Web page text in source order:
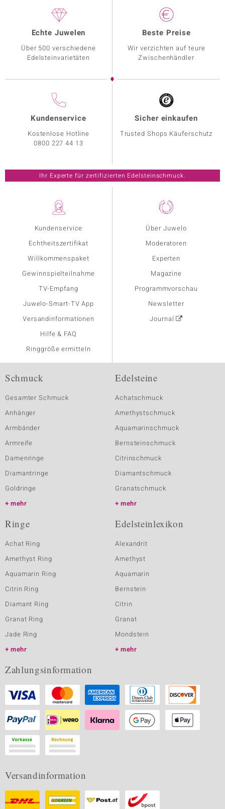
Kundenservice
Echtheitszertifikat
Willkommenspaket
Gewinnspielteilnahme
TV-Empfang
Juwelo-Smart-TV App
Versandinformationen
Hilfe & FAQ
Ringgröße ermitteln
Über Juwelo
Moderatoren
Experten
Magazine
Programmvorschau
Newsletter
Journal
Echte Juwelen
Über 500 verschiedene
Edelsteinvarietäten
Beste Preise
Wir verzichten auf teure
Zwischenhändler
Kundenservice
Kostenlose Hotline
0800 227 44 13
Sicher einkaufen
Trusted Shops Käuferschutz
Ihr Experte für zertifizierten Edelsteinschmuck.
Schmuck
Gesamter Schmuck
Anhänger
Armbänder
Armreife
Damenringe
Diamantringe
Goldringe
mehr
Edelsteine
Achatschmuck
Amethystschmuck
Aquamarinschmuck
Bernsteinschmuck
Citrinschmuck
Diamantschmuck
Granatschmuck
mehr
Ringe
Achat Ring
Amethyst Ring
Aquamarin Ring
Citrin Ring
Diamant Ring
Granat Ring
Jade Ring
mehr
Edelsteinlexikon
Alexandrit
Amethyst
Aquamarin
Bernstein
Citrin
Granat
Mondstein
mehr
Zahlungsinformation
Versandinformation